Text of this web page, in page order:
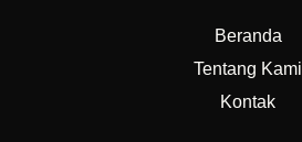
Beranda
Tentang Kami
Kontak